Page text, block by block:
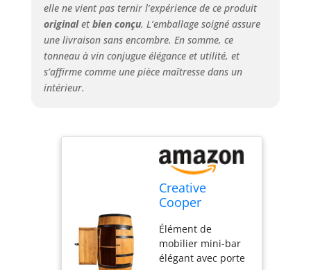
bibliothèque,
support à vin en
bois ou comme
étagère pour
d'autres choses.
C'est un meuble
exceptionnel en
combinaison avec
une utilisation
pratique Sécurité :
une boucle
élégante sur la
porte permet de
fixer un cadenas
afin qu'aucune
elle ne vient pas ternir l’expérience de ce produit
originaletbien conçu. L’emballage soigné assure
une livraison sans encombre. En somme, ce
tonneau à vin conjugue élégance et utilité, et
s’affirme comme une pièce maîtresse dans un
intérieur.
Creative
Cooper
avec Porte -
Armoire à
Alcool -
Élément de
mobilier mini-bar
élégant avec porte